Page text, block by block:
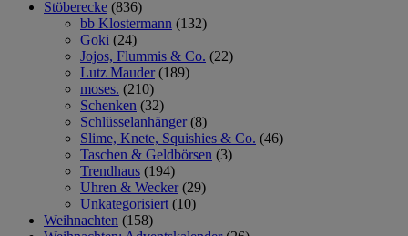
Stöberecke (836)
bb Klostermann (132)
Goki (24)
Jojos, Flummis & Co. (22)
Lutz Mauder (189)
moses. (210)
Schenken (32)
Schlüsselanhänger (8)
Slime, Knete, Squishies & Co. (46)
Taschen & Geldbörsen (3)
Trendhaus (194)
Uhren & Wecker (29)
Unkategorisiert (10)
Weihnachten (158)